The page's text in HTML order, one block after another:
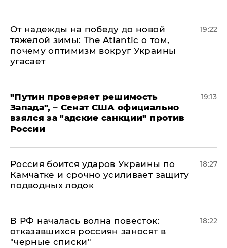
От надежды на победу до новой
тяжелой зимы: The Atlantic о том,
почему оптимизм вокруг Украины
угасает
19:22
"Путин проверяет решимость
Запада", – Сенат США официально
взялся за "адские санкции" против
России
19:13
Россия боится ударов Украины по
Камчатке и срочно усиливает защиту
подводных лодок
18:27
​В РФ началась волна повесток:
отказавшихся россиян заносят в
"черные списки"
18:22